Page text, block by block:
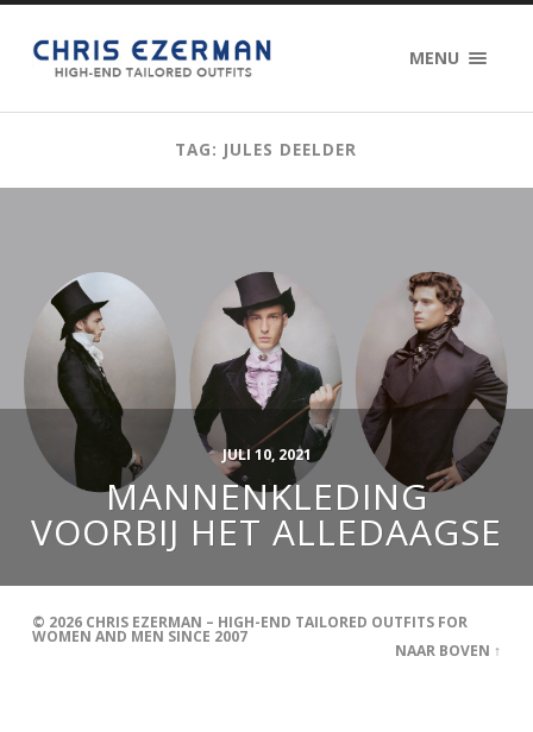
MENU
TAG: JULES DEELDER
JULI 10, 2021
MANNENKLEDING
VOORBIJ HET ALLEDAAGSE
© 2026 CHRIS EZERMAN – HIGH-END TAILORED OUTFITS FOR
WOMEN AND MEN SINCE 2007
NAAR BOVEN ↑